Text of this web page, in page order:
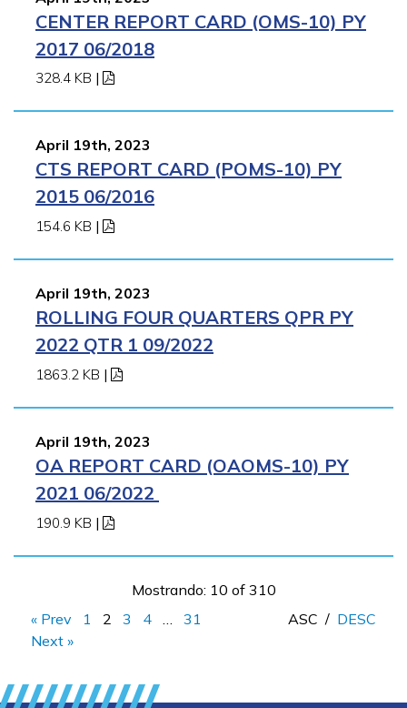
CENTER REPORT CARD (OMS-10) PY
2017 06/2018
328.4 KB |
April 19th, 2023
CTS REPORT CARD (POMS-10) PY
2015 06/2016
154.6 KB |
April 19th, 2023
ROLLING FOUR QUARTERS QPR PY
2022 QTR 1 09/2022
1863.2 KB |
April 19th, 2023
OA REPORT CARD (OAOMS-10) PY
2021 06/2022
190.9 KB |
Mostrando: 10 of 310
« Prev
1 2 3 4
31
Next »
ASC / DESC